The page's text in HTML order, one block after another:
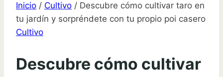
Inicio / Cultivo / Descubre cómo cultivar taro en
tu jardín y sorpréndete con tu propio poi casero
Cultivo
Descubre cómo cultivar